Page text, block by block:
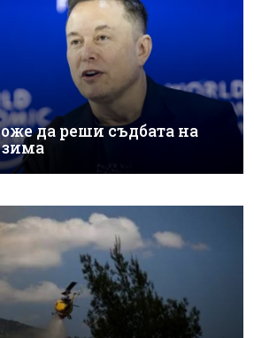
да реши съдбата на
зима